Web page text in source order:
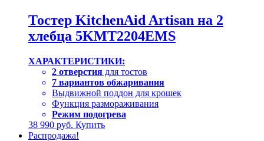
Тостер KitchenAid Artisan на 2
хлебца 5KMT2204EMS
ХАРАКТЕРИСТИКИ:
2 отверстия для тостов
7 вариантов обжаривания
Выдвижной поддон для крошек
Функция размораживания
Режим подогрева
38 990 руб. Купить
Распродажа!